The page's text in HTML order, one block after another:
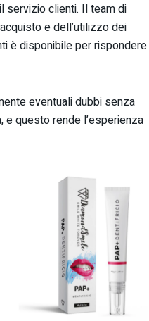
servizio clienti. Il team di
e dell’utilizzo dei
è disponibile per rispondere
eventuali dubbi senza
questo rende l’esperienza